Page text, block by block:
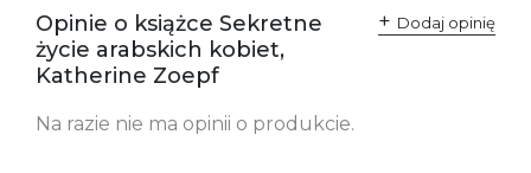
odpowiedzialne za
zgodność produktu z
przepisami:
ul. Fredry 8
61-701 Poznań
Opinie o książce Sekretne
życie arabskich kobiet,
Katherine Zoepf
Dodaj opinię
Na razie nie ma opinii o produkcie.